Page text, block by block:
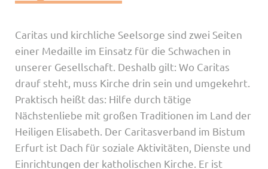
Caritas und kirchliche Seelsorge sind zwei Seiten
einer Medaille im Einsatz für die Schwachen in
unserer Gesellschaft. Deshalb gilt: Wo Caritas
drauf steht, muss Kirche drin sein und umgekehrt.
Praktisch heißt das: Hilfe durch tätige
Nächstenliebe mit großen Traditionen im Land der
Heiligen Elisabeth. Der Caritasverband im Bistum
Erfurt ist Dach für soziale Aktivitäten, Dienste und
Einrichtungen der katholischen Kirche. Er ist